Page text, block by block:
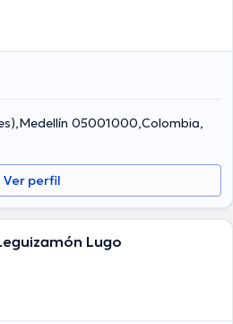
05001000,Colombia,
Ver perfil
Lugo